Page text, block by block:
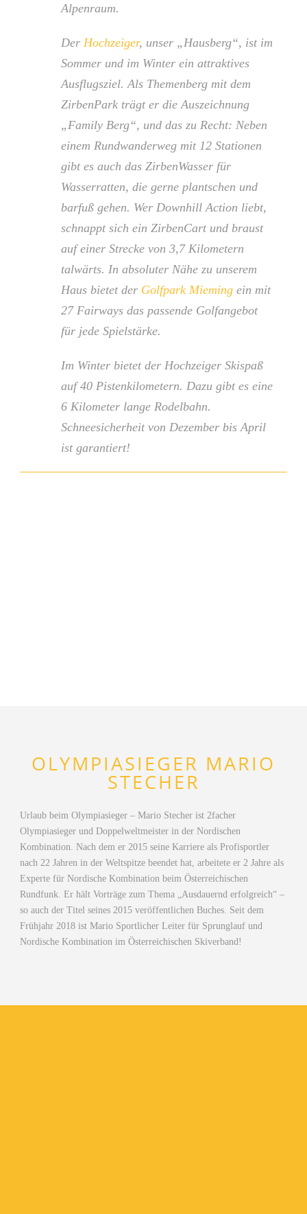
Alpenraum.
Der Hochzeiger, unser „Hausberg“, ist im
Sommer und im Winter ein attraktives
Ausflugsziel. Als Themenberg mit dem
ZirbenPark trägt er die Auszeichnung
„Family Berg“, und das zu Recht: Neben
einem Rundwanderweg mit 12 Stationen
gibt es auch das ZirbenWasser für
Wasserratten, die gerne plantschen und
barfuß gehen. Wer Downhill Action liebt,
schnappt sich ein ZirbenCart und braust
auf einer Strecke von 3,7 Kilometern
talwärts. In absoluter Nähe zu unserem
Haus bietet der Golfpark Mieming ein mit
27 Fairways das passende Golfangebot
für jede Spielstärke.
Im Winter bietet der Hochzeiger Skispaß
auf 40 Pistenkilometern. Dazu gibt es eine
6 Kilometer lange Rodelbahn.
Schneesicherheit von Dezember bis April
ist garantiert!
OLYMPIASIEGER MARIO
STECHER
Urlaub beim Olympiasieger – Mario Stecher ist 2facher
Olympiasieger und Doppelweltmeister in der Nordischen
Kombination. Nach dem er 2015 seine Karriere als Profisportler
nach 22 Jahren in der Weltspitze beendet hat, arbeitete er 2 Jahre als
Experte für Nordische Kombination beim Österreichischen
Rundfunk. Er hält Vorträge zum Thema „Ausdauernd erfolgreich“ –
so auch der Titel seines 2015 veröffentlichen Buches. Seit dem
Frühjahr 2018 ist Mario Sportlicher Leiter für Sprunglauf und
Nordische Kombination im Österreichischen Skiverband!